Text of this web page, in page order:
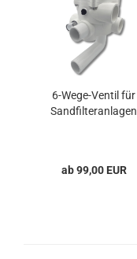
6-Wege-Ventil für
Sandfilteranlagen
ab 99,00 EUR